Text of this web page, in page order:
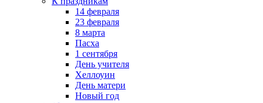
14 февраля
23 февраля
8 марта
Пасха
1 сентября
День учителя
Хеллоуин
День матери
Новый год